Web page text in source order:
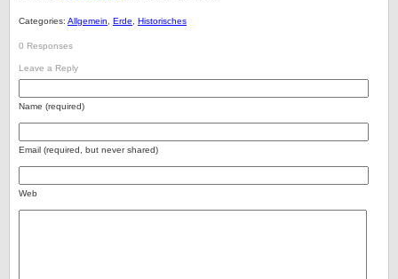
Categories: Allgemein Erde Historisches
0 Responses
Leave a Reply
Name (required)
Email (required, but never shared)
Web